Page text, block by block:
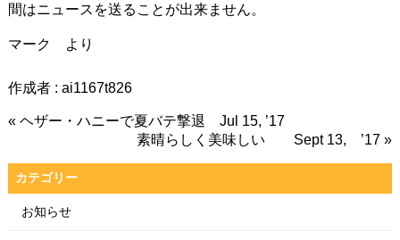
間はニュースを送ることが出来ません。
マーク より
作成者 : ai1167t826
« ヘザー・ハニーで夏バテ撃退 Jul 15, ’17
素晴らしく美味しい Sept 13, ’17 »
カテゴリー
お知らせ